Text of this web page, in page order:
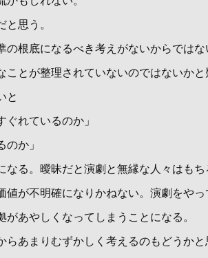
思う。
根底になるべき考えがないからでは
ことが整理されていないのではないかと
と
れているのか」
か」
る。曖昧だと演劇と無縁な人々はもち
値が不明確になりかねない。演劇をやっ
があやしくなってしまうことになる。
あまりむずかしく考えるのもどうかと